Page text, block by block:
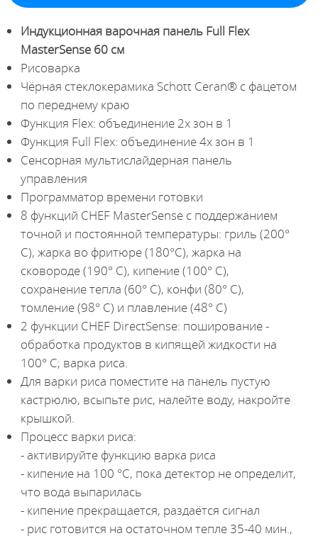
Индукционная варочная панель Full Flex
MasterSense 60 см
Рисоварка
Чёрная стеклокерамика Schott Ceran® с фацетом
по переднему краю
Функция Flex: объединение 2х зон в 1
Функция Full Flex: объединение 4х зон в 1
Сенсорная мультислайдерная панель
управления
Программатор времени готовки
8 функций CHEF MasterSense с поддержанием
точной и постоянной температуры: гриль (200°
С), жарка во фритюре (180°С), жарка на
сковороде (190° С), кипение (100° С),
сохранение тепла (60° С), конфи (80° С),
томление (98° С) и плавление (48° С)
2 функции CHEF DirectSense: поширование -
обработка продуктов в кипящей жидкости на
100° С; варка риса.
Для варки риса поместите на панель пустую
кастрюлю, всыпьте рис, налейте воду, накройте
крышкой.
Процесс варки риса:
- активируйте функцию варка риса
- кипение на 100 °С, пока детектор не определит,
что вода выпарилась
- кипение прекращается, раздаётся сигнал
- рис готовится на остаточном тепле 35-40 мин.,